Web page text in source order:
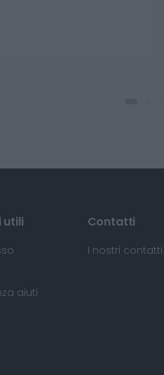
utili
aiuti
Contatti
I nostri contatti